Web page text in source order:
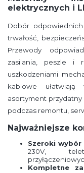
elektrycznych i
Dobór odpowiednich
trwałość,
Przewody
zasilania, peszle i
uszkodzeniami
kablowe ułatwiają
asortyment
podczas remontu,
Najważniejsze
Szeroki
230V,
Kompletne